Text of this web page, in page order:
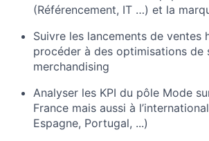
(Référencement, IT …) et la
Suivre les lancements de ventes
procéder à des optimisations de
merchandising
Analyser les KPI du pôle Mode
France mais aussi à
Espagne, Portugal, ...)